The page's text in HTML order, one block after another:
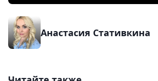
Анастасия Стативкина